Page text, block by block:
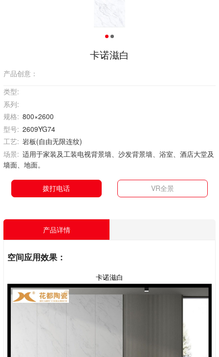
卡诺滋白
产品创意：
类型:
系列:
规格: 800×2600
型号: 2609YG74
工艺: 岩板(自由无限连纹)
场景: 适用于家装及工装电视背景墙、沙发背景墙、浴室、酒店大堂及
墙面、地面。
拨打电话 VR全景
产品详情
空间应用效果：
卡诺滋白